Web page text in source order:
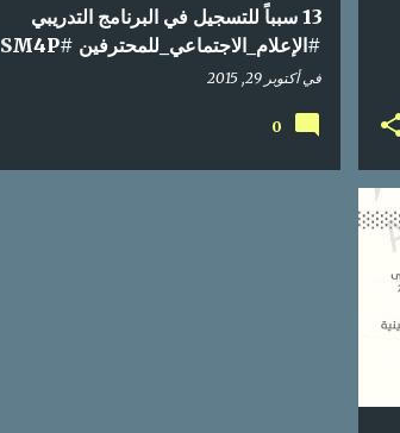
13 سبباً للتسجيل في البرنامج التدريبي
#الإعلام_الاجتماعي_للمحترفين #SM4P
#انفوجرافيك
فيأكتوبر 29, 2015
0